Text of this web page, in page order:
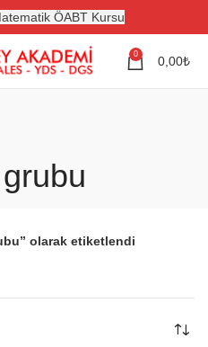
ÖABT Kursu
0 0,00₺
olarak etiketlendi